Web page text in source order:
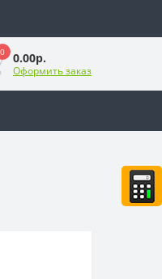
0 0.00р.
Оформить заказ